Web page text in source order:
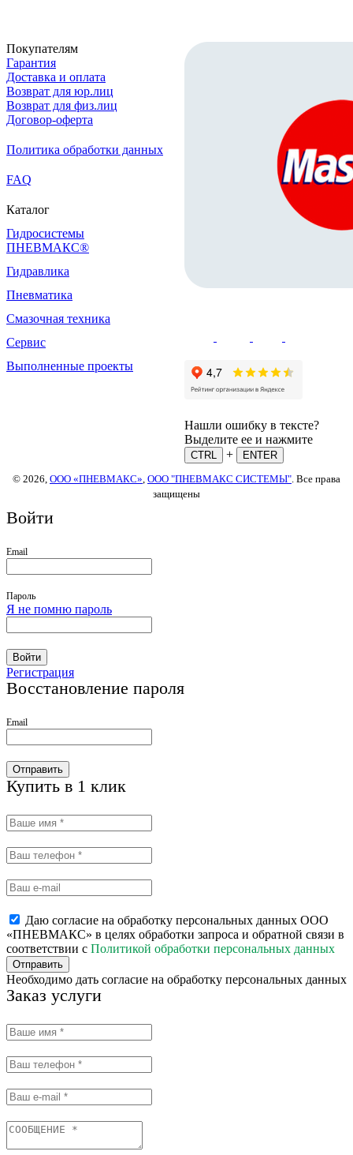
Покупателям
Гарантия
Доставка и оплата
Возврат для юр.лиц
Возврат для физ.лиц
Договор-оферта
Политика обработки данных
FAQ
Каталог
Гидросистемы
ПНЕВМАКС®
Гидравлика
Пневматика
Смазочная техника
Сервис
Выполненные проекты
Нашли ошибку в тексте?
Выделите ее и нажмите
CTRL +
ENTER
© 2026, ООО «ПНЕВМАКС» ООО "ПНЕВМАКС СИСТЕМЫ" . Все права
защищены
Войти
Email
Пароль
Я не помню пароль
Войти
Регистрация
Восстановление пароля
Email
Отправить
Купить в 1 клик
Даю согласие на обработку персональных данных ООО
«ПНЕВМАКС» в целях обработки запроса и обратной связи в
соответствии с Политикой обработки персональных данных
Отправить
Необходимо дать согласие на обработку персональных данных
Заказ услуги